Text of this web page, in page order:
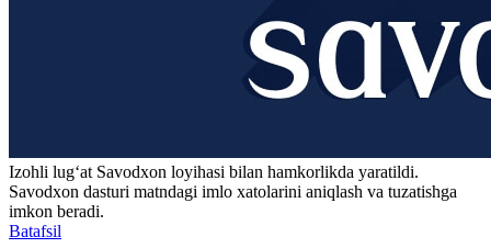
Izohli lugʻat Savodxon loyihasi bilan hamkorlikda yaratildi.
Savodxon dasturi matndagi imlo xatolarini aniqlash va tuzatishga
imkon beradi.
Batafsil